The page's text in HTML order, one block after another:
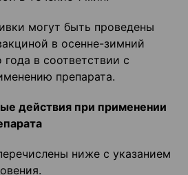
могут быть проведены
в осенне-зимний
в соответствии с
препарата.
действия при применении
ниже с указанием